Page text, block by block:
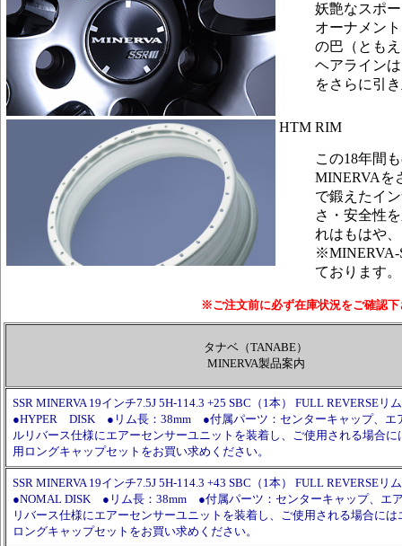
妖艶なスポ
オーナメン
の巴（とも
ヘアライン
をさらに引
HTM RIM
この18年間
MINERVAを
で鍛えたイ
さ・安全性
れはもはや
※MINERVA-
ております。
※ご注文前に必ず在庫状況をご確認下
タナベ（TANABE）
MINERVA製品案内
SSR MINERVA 19インチ7.5J 5H-114.3 +25 SBC（1本） FULL REVERSEリム
●HYPER DISK ●リム長：38mm ●付属パーツ：センターキャップ、
ルリバース仕様にエアーセンサーユニットを装着し、ご使用される場合に
用ロングキャップセットをお買い求めください。
SSR MINERVA 19インチ7.5J 5H-114.3 +43 SBC（1本） FULL REVERSEリム
●NOMAL DISK ●リム長：38mm ●付属パーツ：センターキャップ、
リバース仕様にエアーセンサーユニットを装着し、ご使用される場合に
ロングキャップセットをお買い求めください。